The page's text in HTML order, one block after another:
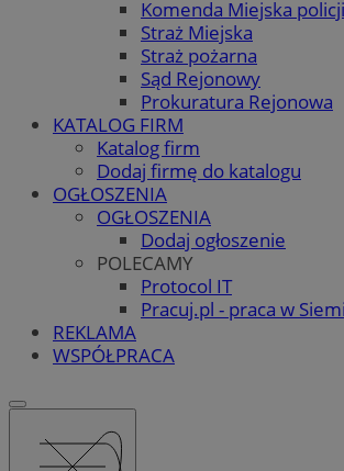
Komenda Miejska policji
Straż Miejska
Straż pożarna
Sąd Rejonowy
Prokuratura Rejonowa
KATALOG FIRM
Katalog firm
Dodaj firmę do katalogu
OGŁOSZENIA
OGŁOSZENIA
Dodaj ogłoszenie
POLECAMY
Protocol IT
Pracuj.pl - praca w
REKLAMA
WSPÓŁPRACA